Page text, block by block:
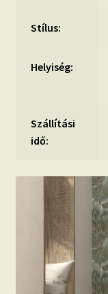
Stílus:
Helyiség:
Szállítási
idő: